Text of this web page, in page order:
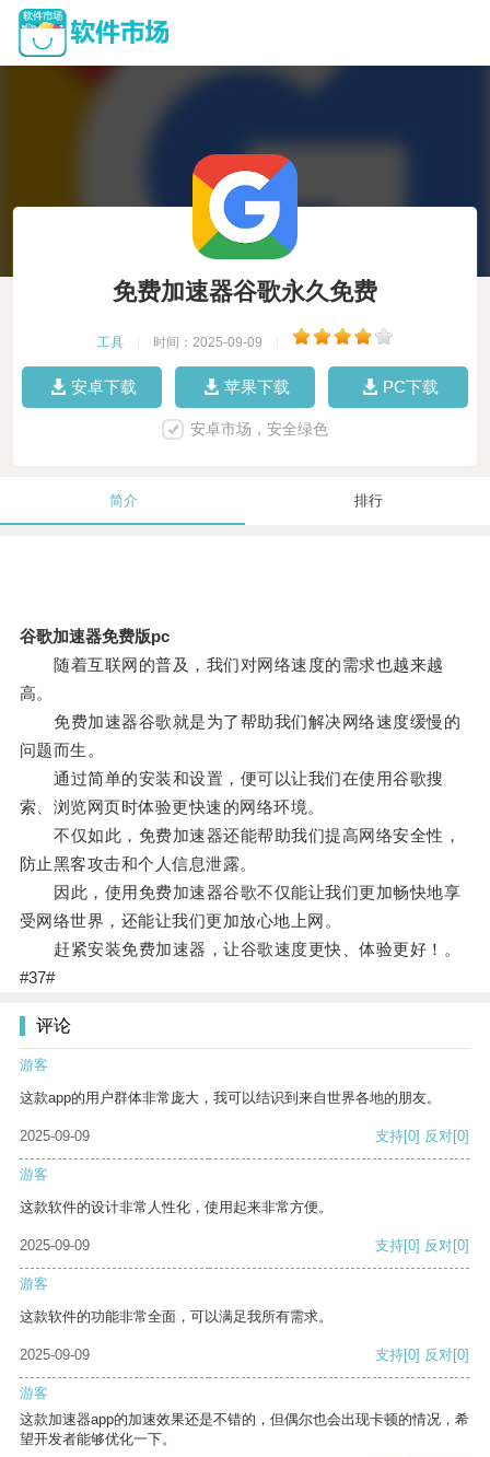
免费加速器谷歌永久免费
工具 时间：2025-09-09
安卓下载 苹果下载 PC下载
安卓市场，安全绿色
简介 排行
谷歌加速器免费版pc
随着互联网的普及，我们对网络速度的需求也越来越
高。
免费加速器谷歌就是为了帮助我们解决网络速度缓慢的
问题而生。
通过简单的安装和设置，便可以让我们在使用谷歌搜
索、浏览网页时体验更快速的网络环境。
不仅如此，免费加速器还能帮助我们提高网络安全性，
防止黑客攻击和个人信息泄露。
因此，使用免费加速器谷歌不仅能让我们更加畅快地享
受网络世界，还能让我们更加放心地上网。
赶紧安装免费加速器，让谷歌速度更快、体验更好！。
#37#
评论
游客
这款app的用户群体非常庞大，我可以结识到来自世界各地的朋友。
2025-09-09 支持[0] 反对[0]
游客
这款软件的设计非常人性化，使用起来非常方便。
2025-09-09 支持[0] 反对[0]
游客
这款软件的功能非常全面，可以满足我所有需求。
2025-09-09 支持[0] 反对[0]
游客
这款加速器app的加速效果还是不错的，但偶尔也会出现卡顿的情况，希
望开发者能够优化一下。